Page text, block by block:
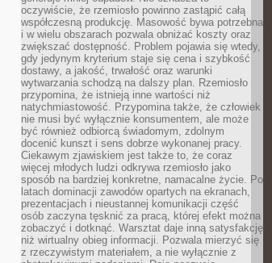
oczywiście, że rzemiosło powinno zastąpić całą
współczesną produkcję. Masowość bywa potrzebna
i w wielu obszarach pozwala obniżać koszty oraz
zwiększać dostępność. Problem pojawia się wtedy,
gdy jedynym kryterium staje się cena i szybkość
dostawy, a jakość, trwałość oraz warunki
wytwarzania schodzą na dalszy plan. Rzemiosło
przypomina, że istnieją inne wartości niż
natychmiastowość. Przypomina także, że człowiek
nie musi być wyłącznie konsumentem, ale może
być również odbiorcą świadomym, zdolnym
docenić kunszt i sens dobrze wykonanej pracy.
Ciekawym zjawiskiem jest także to, że coraz
więcej młodych ludzi odkrywa rzemiosło jako
sposób na bardziej konkretne, namacalne życie. Po
latach dominacji zawodów opartych na ekranach,
prezentacjach i nieustannej komunikacji część
osób zaczyna tęsknić za pracą, której efekt można
zobaczyć i dotknąć. Warsztat daje inną satysfakcję
niż wirtualny obieg informacji. Pozwala mierzyć się
z rzeczywistym materiałem, a nie wyłącznie z